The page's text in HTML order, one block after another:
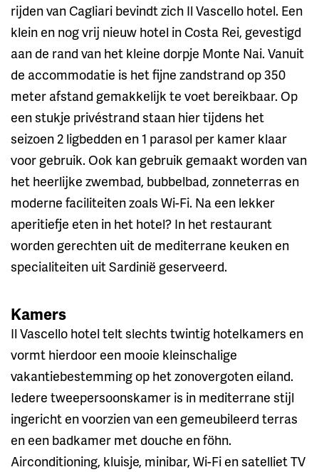
rijden van Cagliari bevindt zich Il Vascello hotel. Een
klein en nog vrij nieuw hotel in Costa Rei, gevestigd
aan de rand van het kleine dorpje Monte Nai. Vanuit
de accommodatie is het fijne zandstrand op 350
meter afstand gemakkelijk te voet bereikbaar. Op
een stukje privéstrand staan hier tijdens het
seizoen 2 ligbedden en 1 parasol per kamer klaar
voor gebruik. Ook kan gebruik gemaakt worden van
het heerlijke zwembad, bubbelbad, zonneterras en
moderne faciliteiten zoals Wi-Fi. Na een lekker
aperitiefje eten in het hotel? In het restaurant
worden gerechten uit de mediterrane keuken en
specialiteiten uit Sardinië geserveerd.
Kamers
Il Vascello hotel telt slechts twintig hotelkamers en
vormt hierdoor een mooie kleinschalige
vakantiebestemming op het zonovergoten eiland.
Iedere tweepersoonskamer is in mediterrane stijl
ingericht en voorzien van een gemeubileerd terras
en een badkamer met douche en föhn.
Airconditioning, kluisje, minibar, Wi-Fi en satelliet TV